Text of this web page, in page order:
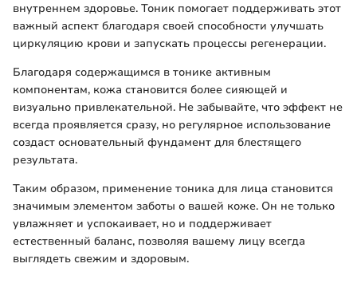
внутреннем здоровье. Тоник помогает поддерживать этот
важный аспект благодаря своей способности улучшать
циркуляцию крови и запускать процессы регенерации.
Благодаря содержащимся в тонике активным
компонентам, кожа становится более сияющей и
визуально привлекательной. Не забывайте, что эффект не
всегда проявляется сразу, но регулярное использование
создаст основательный фундамент для блестящего
результата.
Таким образом, применение тоника для лица становится
значимым элементом заботы о вашей коже. Он не только
увлажняет и успокаивает, но и поддерживает
естественный баланс, позволяя вашему лицу всегда
выглядеть свежим и здоровым.